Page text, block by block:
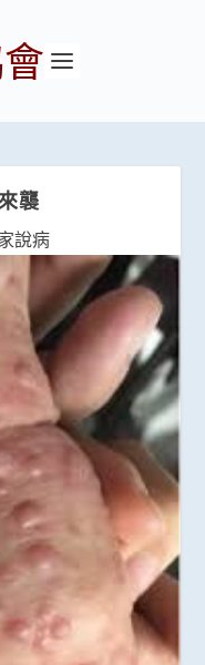
襲
說病